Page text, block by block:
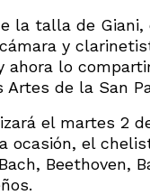
la talla de
y
lo
de la San
el martes 2
ocasión, el
Beethoven,